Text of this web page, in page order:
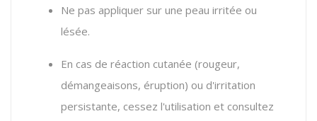
Ne pas appliquer sur une peau irritée ou
lésée.
En cas de réaction cutanée (rougeur,
démangeaisons, éruption) ou d'irritation
persistante, cessez l'utilisation et consultez